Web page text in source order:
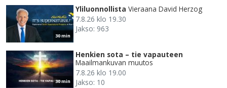
30 min
Yliluonnollista Vieraana David Herzog
7.8.26 klo 19.30
Jakso: 963
30 min
Henkien sota – tie vapauteen
Maailmankuvan muutos
7.8.26 klo 19.00
Jakso: 10